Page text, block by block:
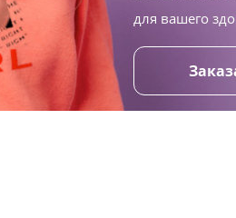
для вашего